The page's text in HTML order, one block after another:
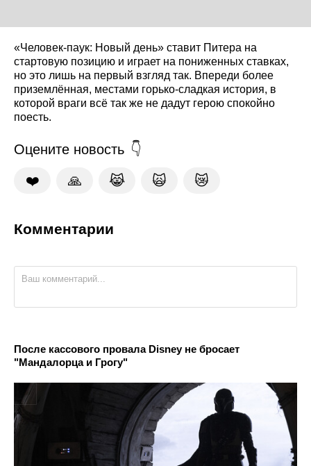
«Человек-паук: Новый день» ставит Питера на
стартовую позицию и играет на пониженных ставках,
но это лишь на первый взгляд так. Впереди более
приземлённая, местами горько-сладкая история, в
которой враги всё так же не дадут герою спокойно
поесть.
Оцените новость
❤️ 🙏 😹 🙀 😿
Комментарии
После кассового провала Disney не бросает
"Мандалорца и Грогу"